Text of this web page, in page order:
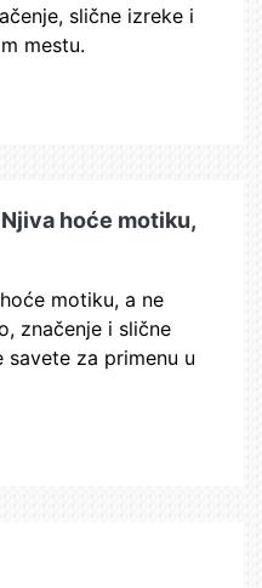
slične izreke i
mestu.
hoće motiku,
motiku, a ne
značenje i slične
za primenu u